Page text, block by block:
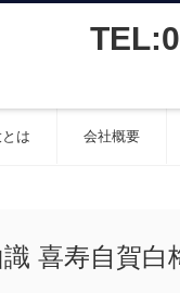
は 会社概要
識 喜寿自賀白